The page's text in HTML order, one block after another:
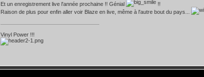
Et un enregistrement live l'année prochaine !! Génial
!!
Raison de plus pour enfin aller voir Blaze en live, même à l'autre bout du pays...
Vinyl Power !!!